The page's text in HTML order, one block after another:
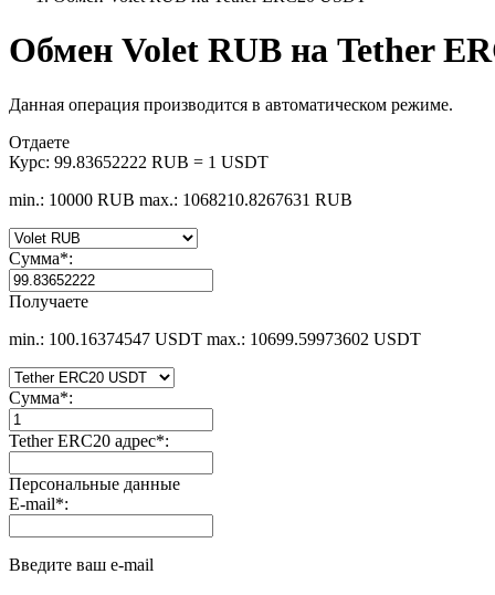
Обмен Volet RUB на Tether
Данная операция производится в автоматическом режиме.
Отдаете
Курс: 99.83652222 RUB = 1 USDT
min.: 10000 RUB max.: 1068210.8267631 RUB
Сумма*:
Получаете
min.: 100.16374547 USDT max.: 10699.59973602 USDT
Сумма*:
Tether ERC20 адрес*:
Персональные данные
E-mail*:
Введите ваш e-mail